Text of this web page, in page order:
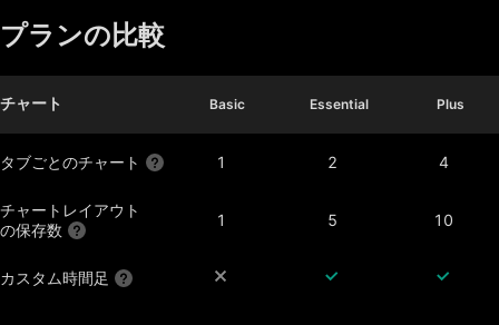
プランの比較
Basic Essential Plus
チャート Basic Essential Plus
タブごとのチャート 1 2 4
チャートレイアウト
の保存数
1 5 10
カスタム時間足